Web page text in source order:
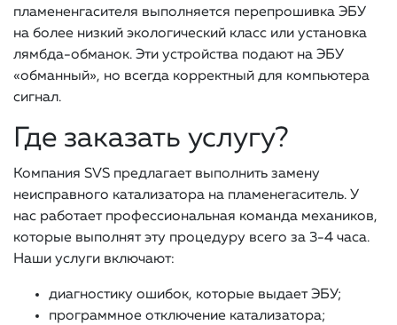
пламененгасителя выполняется перепрошивка ЭБУ
на более низкий экологический класс или установка
лямбда-обманок. Эти устройства подают на ЭБУ
«обманный», но всегда корректный для компьютера
сигнал.
Где заказать услугу?
Компания SVS предлагает выполнить замену
неисправного катализатора на пламенегаситель. У
нас работает профессиональная команда механиков,
которые выполнят эту процедуру всего за 3-4 часа.
Наши услуги включают:
диагностику ошибок, которые выдает ЭБУ;
программное отключение катализатора;